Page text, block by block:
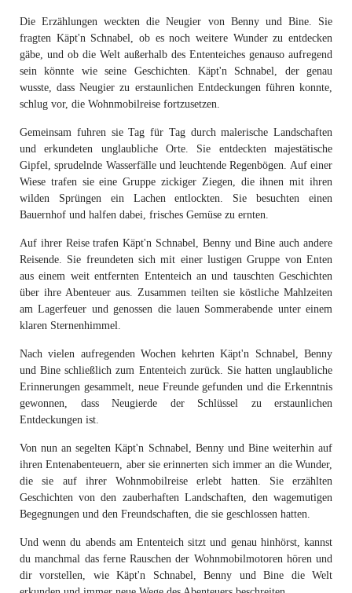
Die Erzählungen weckten die Neugier von Benny und Bine. Sie
fragten Käpt'n Schnabel, ob es noch weitere Wunder zu entdecken
gäbe, und ob die Welt außerhalb des Ententeiches genauso aufregend
sein könnte wie seine Geschichten. Käpt'n Schnabel, der genau
wusste, dass Neugier zu erstaunlichen Entdeckungen führen konnte,
schlug vor, die Wohnmobilreise fortzusetzen.
Gemeinsam fuhren sie Tag für Tag durch malerische Landschaften
und erkundeten unglaubliche Orte. Sie entdeckten majestätische
Gipfel, sprudelnde Wasserfälle und leuchtende Regenbögen. Auf einer
Wiese trafen sie eine Gruppe zickiger Ziegen, die ihnen mit ihren
wilden Sprüngen ein Lachen entlockten. Sie besuchten einen
Bauernhof und halfen dabei, frisches Gemüse zu ernten.
Auf ihrer Reise trafen Käpt'n Schnabel, Benny und Bine auch andere
Reisende. Sie freundeten sich mit einer lustigen Gruppe von Enten
aus einem weit entfernten Ententeich an und tauschten Geschichten
über ihre Abenteuer aus. Zusammen teilten sie köstliche Mahlzeiten
am Lagerfeuer und genossen die lauen Sommerabende unter einem
klaren Sternenhimmel.
Nach vielen aufregenden Wochen kehrten Käpt'n Schnabel, Benny
und Bine schließlich zum Ententeich zurück. Sie hatten unglaubliche
Erinnerungen gesammelt, neue Freunde gefunden und die Erkenntnis
gewonnen, dass Neugierde der Schlüssel zu erstaunlichen
Entdeckungen ist.
Von nun an segelten Käpt'n Schnabel, Benny und Bine weiterhin auf
ihren Entenabenteuern, aber sie erinnerten sich immer an die Wunder,
die sie auf ihrer Wohnmobilreise erlebt hatten. Sie erzählten
Geschichten von den zauberhaften Landschaften, den wagemutigen
Begegnungen und den Freundschaften, die sie geschlossen hatten.
Und wenn du abends am Ententeich sitzt und genau hinhörst, kannst
du manchmal das ferne Rauschen der Wohnmobilmotoren hören und
dir vorstellen, wie Käpt'n Schnabel, Benny und Bine die Welt